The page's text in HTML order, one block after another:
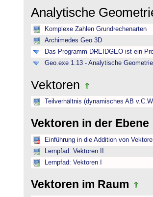
Analytische
Komplexe Zahlen Grundrechenarten
Archimedes Geo 3D
Das Programm DREIDGEO ist ein
Geo.exe 1.13 - Analytische Geometrie
Vektoren
Teilverhältnis (dynamisches AB
Vektoren in der Ebene
Einführung in die Addition von
Lernpfad: Vektoren II
Lernpfad: Vektoren I
Vektoren im Raum